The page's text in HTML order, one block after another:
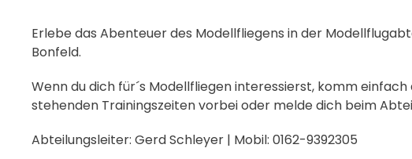
Erlebe das Abenteuer des Modellfliegens in der
Bonfeld.
Wenn du dich für´s Modellfliegen interessierst, komm
stehenden Trainingszeiten vorbei oder melde dich beim
Abteilungsleiter: Gerd Schleyer | Mobil: 0162-9392305